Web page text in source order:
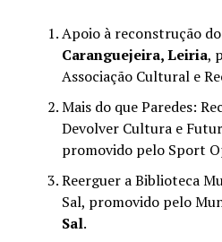
Apoio à reconstrução
Caranguejeira, Leiria,
Associação Cultural e
Mais do que Paredes:
Devolver Cultura e
promovido pelo Sport
Reerguer a Biblioteca
Sal, promovido pelo
Sal.